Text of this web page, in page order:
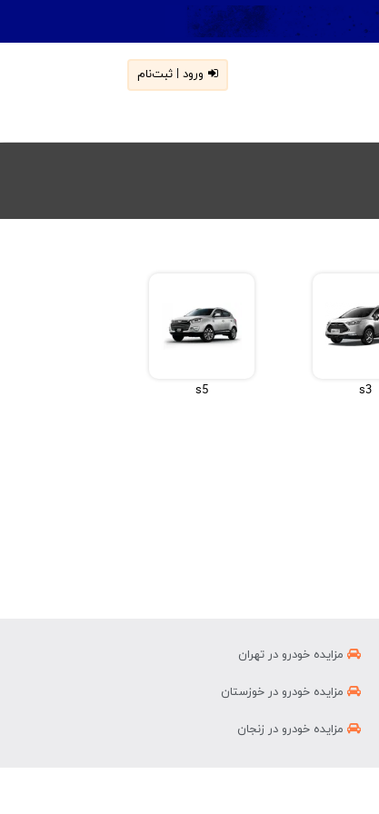
ورود | ثبت‌نام
s3
s5
مزایده خودرو در تهران
مزایده خودرو در خوزستان
مزایده خودرو در زنجان